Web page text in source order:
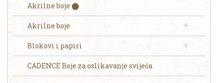
Akrilne boje ⬤
Akrilne boje
Blokovi i papiri
CADENCE Boje za oslikavanje svijeća